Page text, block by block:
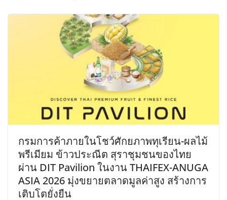
กรมการค้าภายในโชว์ศักยภาพทุเรียน-ผลไม้
พรีเมียม ข้าวประณีต สุราชุมชนของไทย
ผ่าน DIT Pavilion ในงาน THAIFEX-ANUGA
ASIA 2026 มุ่งขยายตลาดมูลค่าสูง สร้างการ
เติบโตยั่งยืน